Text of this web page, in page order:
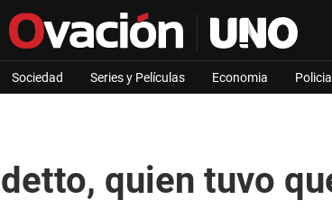
Sociedad Series y Películas Economia
quien tuvo